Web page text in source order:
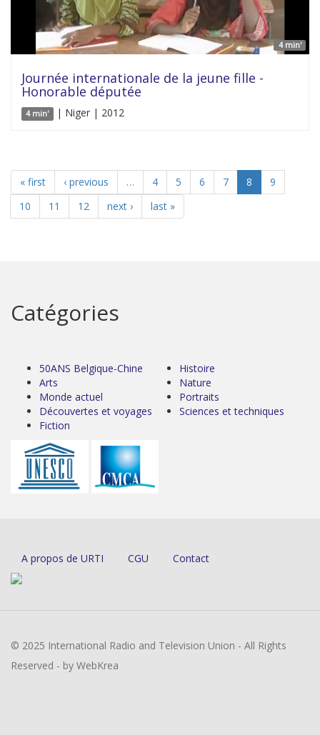
4 min'
Journée internationale de la jeune fille -
Honorable députée
4 min' | Niger | 2012
« first ‹ previous … 4 5 6 7 8
9
10
11 12 next › last »
Catégories
50ANS Belgique-Chine
Arts
Monde actuel
Découvertes et voyages
Fiction
Histoire
Nature
Portraits
Sciences et techniques
A propos de URTI CGU Contact
© 2025 International Radio and Television Union - All Rights
Reserved - by WebKrea